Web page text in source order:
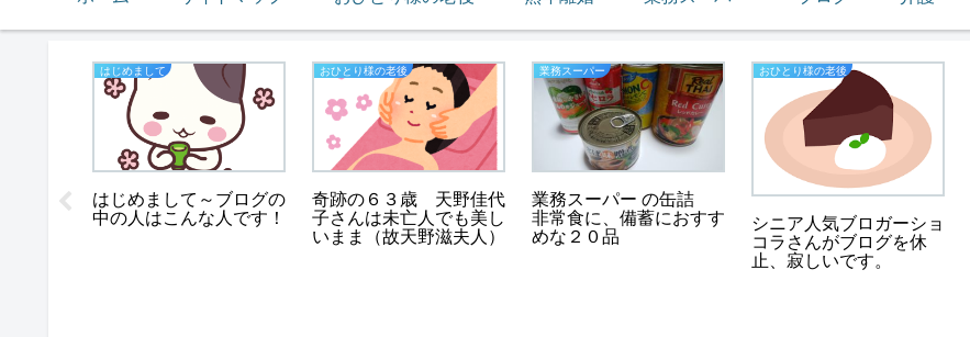
はじめまして
はじめまして～ブログの
中の人はこんな人です！
おひとり様の老後
奇跡の６３歳 天野佳代
子さんは未亡人でも美し
いまま（故天野滋夫人）
業務スーパー
業務スーパー の缶詰
非常食に、備蓄におすす
めな２０品
おひとり様の老後
シニア人気ブロガーショ
コラさんがブログを休
止、寂しいです。